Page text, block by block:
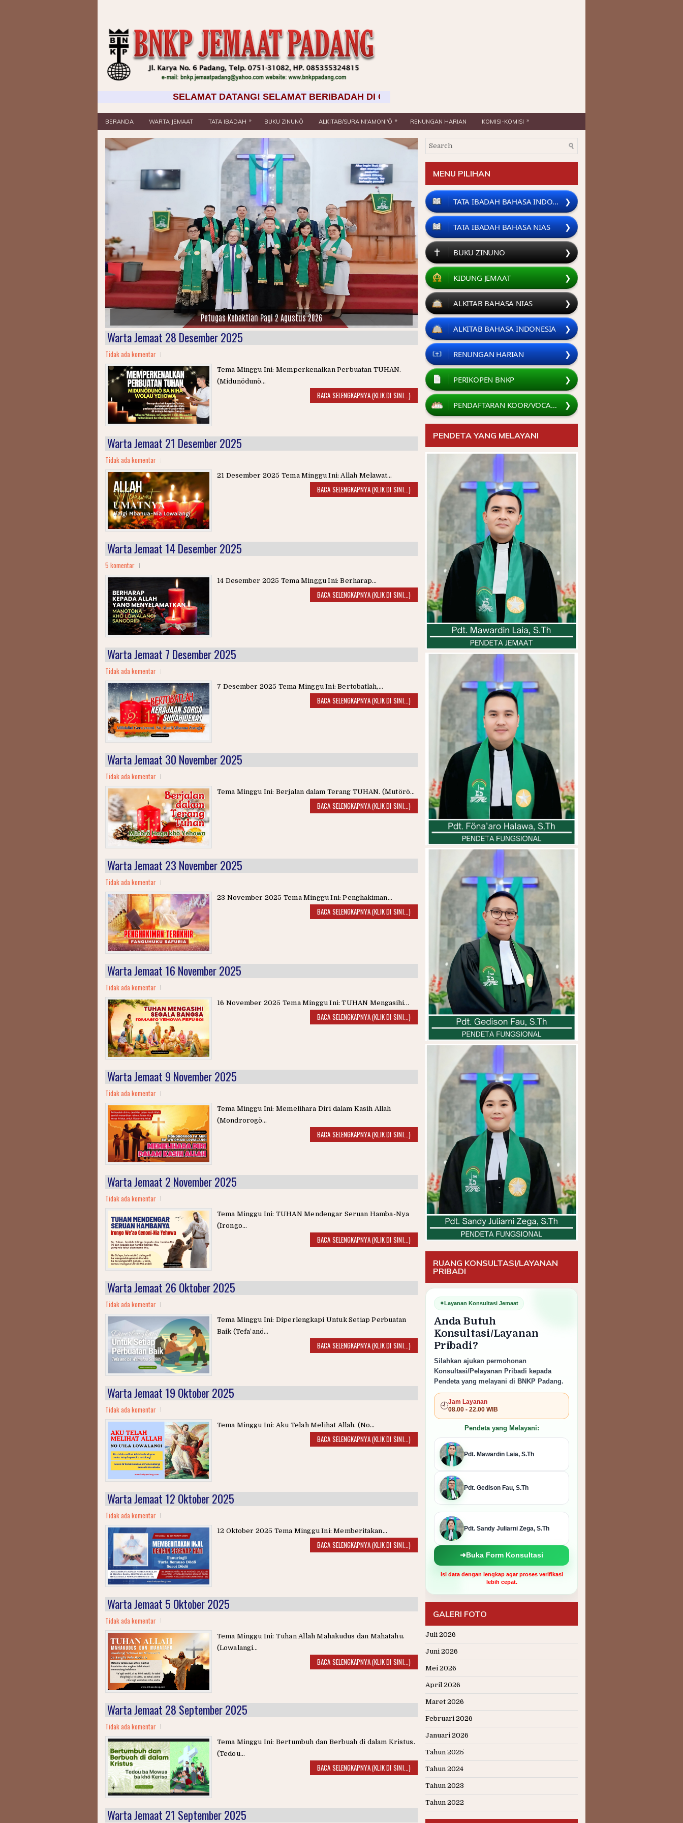
SELAMAT DATANG! SELAMAT BERIBADAH DI GEREJA BNKP PADANG >>> 1. KEBAKTIAN PAGI JAM 08.00 WIB (BAHASA
BERANDA WARTA JEMAAT TATA IBADAH » BUKU ZINUNÖ ALKITAB/SURA NI'AMONI'Ö » RENUNGAN HARIAN KOMISI-KOMISI »
Pdt. Gedison Fau, S.Th
Warta Jemaat 28 Desember 2025
Tidak ada komentar
Tema Minggu Ini: Memperkenalkan Perbuatan TUHAN.
(Midunödunö...
BACA SELENGKAPNYA (KLIK DI SINI...)
Warta Jemaat 21 Desember 2025
Tidak ada komentar
21 Desember 2025 Tema Minggu Ini: Allah Melawat...
BACA SELENGKAPNYA (KLIK DI SINI...)
Warta Jemaat 14 Desember 2025
5 komentar
14 Desember 2025 Tema Minggu Ini: Berharap...
BACA SELENGKAPNYA (KLIK DI SINI...)
Warta Jemaat 7 Desember 2025
Tidak ada komentar
7 Desember 2025 Tema Minggu Ini: Bertobatlah,...
BACA SELENGKAPNYA (KLIK DI SINI...)
Warta Jemaat 30 November 2025
Tidak ada komentar
Tema Minggu Ini: Berjalan dalam Terang TUHAN. (Mutörö...
BACA SELENGKAPNYA (KLIK DI SINI...)
Warta Jemaat 23 November 2025
Tidak ada komentar
23 November 2025 Tema Minggu Ini: Penghakiman...
BACA SELENGKAPNYA (KLIK DI SINI...)
Warta Jemaat 16 November 2025
Tidak ada komentar
16 November 2025 Tema Minggu Ini: TUHAN Mengasihi...
BACA SELENGKAPNYA (KLIK DI SINI...)
Warta Jemaat 9 November 2025
Tidak ada komentar
Tema Minggu Ini: Memelihara Diri dalam Kasih Allah
(Mondrorogö...
BACA SELENGKAPNYA (KLIK DI SINI...)
Warta Jemaat 2 November 2025
Tidak ada komentar
Tema Minggu Ini: TUHAN Mendengar Seruan Hamba-Nya
(Irongo...
BACA SELENGKAPNYA (KLIK DI SINI...)
Warta Jemaat 26 Oktober 2025
Tidak ada komentar
Tema Minggu Ini: Diperlengkapi Untuk Setiap Perbuatan
Baik (Tefa’anö...
BACA SELENGKAPNYA (KLIK DI SINI...)
Warta Jemaat 19 Oktober 2025
Tidak ada komentar
Tema Minggu Ini: Aku Telah Melihat Allah. (No...
BACA SELENGKAPNYA (KLIK DI SINI...)
Warta Jemaat 12 Oktober 2025
Tidak ada komentar
12 Oktober 2025 Tema Minggu Ini: Memberitakan...
BACA SELENGKAPNYA (KLIK DI SINI...)
Warta Jemaat 5 Oktober 2025
Tidak ada komentar
Tema Minggu Ini: Tuhan Allah Mahakudus dan Mahatahu.
(Lowalangi...
BACA SELENGKAPNYA (KLIK DI SINI...)
Warta Jemaat 28 September 2025
Tidak ada komentar
Tema Minggu Ini: Bertumbuh dan Berbuah di dalam Kristus.
(Tedou...
BACA SELENGKAPNYA (KLIK DI SINI...)
Warta Jemaat 21 September 2025
MENU PILIHAN
TATA IBADAH BAHASA INDONESIA ❯
TATA IBADAH BAHASA NIAS ❯
BUKU ZINUNÖ ❯
KIDUNG JEMAAT ❯
ALKITAB BAHASA NIAS ❯
ALKITAB BAHASA INDONESIA ❯
RENUNGAN HARIAN ❯
PERIKOPEN BNKP ❯
PENDAFTARAN KOOR/VOCAL GROUP ❯
PENDETA YANG MELAYANI
RUANG KONSULTASI/LAYANAN
PRIBADI
✦Layanan Konsultasi Jemaat
Anda Butuh
Konsultasi/Layanan
Pribadi?
Silahkan ajukan permohonan
Konsultasi/Pelayanan Pribadi kepada
Pendeta yang melayani di BNKP Padang.
🕘Jam Layanan
08.00 - 22.00 WIB
Pendeta yang Melayani:
Pdt. Mawardin Laia, S.Th
Pdt. Gedison Fau, S.Th
Pdt. Sandy Juliarni Zega, S.Th
➜ Buka Form Konsultasi
Isi data dengan lengkap agar proses verifikasi
lebih cepat.
GALERI FOTO
Juli 2026
Juni 2026
Mei 2026
April 2026
Maret 2026
Februari 2026
Januari 2026
Tahun 2025
Tahun 2024
Tahun 2023
Tahun 2022